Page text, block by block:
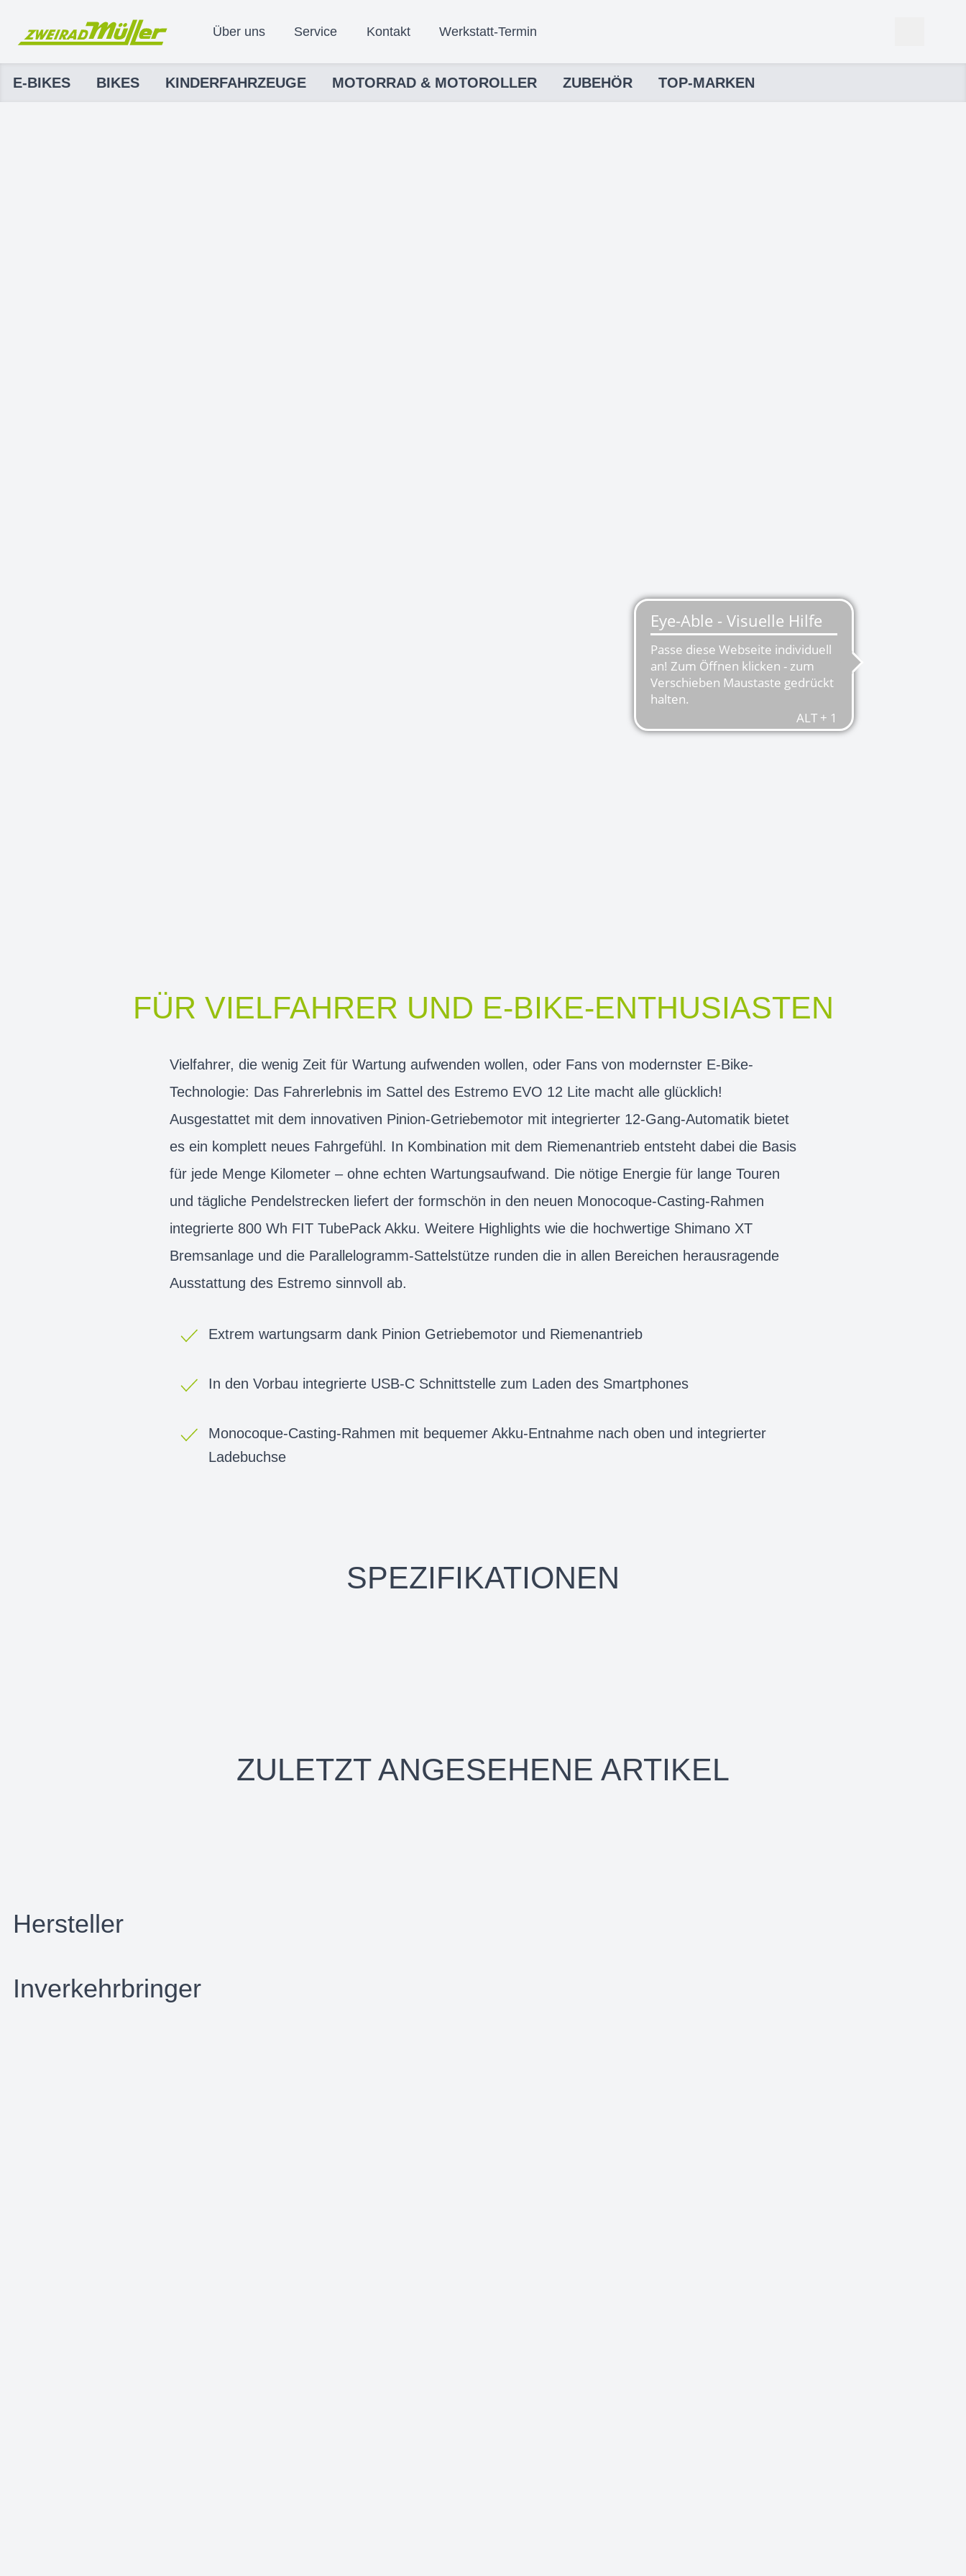
Über uns Service Kontakt Werkstatt-Termin
E-BIKES BIKES KINDERFAHRZEUGE MOTORRAD & MOTOROLLER ZUBEHÖR TOP-MARKEN
FÜR VIELFAHRER UND E-BIKE-ENTHUSIASTEN
Vielfahrer, die wenig Zeit für Wartung aufwenden wollen, oder Fans von modernster E-Bike-
Technologie: Das Fahrerlebnis im Sattel des Estremo EVO 12 Lite macht alle glücklich!
Ausgestattet mit dem innovativen Pinion-Getriebemotor mit integrierter 12-Gang-Automatik bietet
es ein komplett neues Fahrgefühl. In Kombination mit dem Riemenantrieb entsteht dabei die Basis
für jede Menge Kilometer – ohne echten Wartungsaufwand. Die nötige Energie für lange Touren
und tägliche Pendelstrecken liefert der formschön in den neuen Monocoque-Casting-Rahmen
integrierte 800 Wh FIT TubePack Akku. Weitere Highlights wie die hochwertige Shimano XT
Bremsanlage und die Parallelogramm-Sattelstütze runden die in allen Bereichen herausragende
Ausstattung des Estremo sinnvoll ab.
Extrem wartungsarm dank Pinion Getriebemotor und Riemenantrieb
In den Vorbau integrierte USB-C Schnittstelle zum Laden des Smartphones
Monocoque-Casting-Rahmen mit bequemer Akku-Entnahme nach oben und integrierter
Ladebuchse
SPEZIFIKATIONEN
ZULETZT ANGESEHENE ARTIKEL
Hersteller
Inverkehrbringer